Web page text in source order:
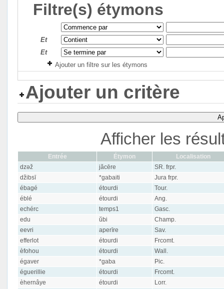
Filtre(s) étymons
Et
Et
Ajouter un filtre sur les étymons
Ajouter un critère
Afficher les
Entrée Étymon
Localisation
dzəž
jăcēre
SR. frpr.
džibsī
*gabaiti
Jura frpr.
ébagé
étourdi
Tour.
éblé
étourdi
Ang.
echérc
temps1
Gasc.
edu
ŭbi
Champ.
eevri
aperīre
Sav.
efferlot
étourdi
Frcomt.
èfohou
étourdi
Wall.
égaver
*gaba
Pic.
éguerillie
étourdi
Frcomt.
èhernâye
étourdi
Lorr.